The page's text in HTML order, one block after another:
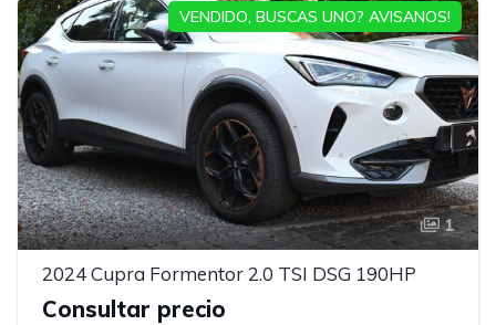
1
2024 Cupra Formentor 2.0 TSI DSG 190HP
Consultar precio
VENDIDO, BUSCAS UNO? AVISANOS!